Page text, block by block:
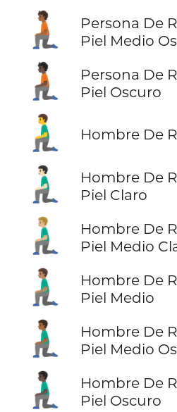
🧎🏾
Persona De
Piel Medio
🧎🏿
Persona De
Piel Oscuro
🧎‍♂️ Hombre De
🧎🏻‍♂️
Hombre De
Piel Claro
🧎🏼‍♂️
Hombre De
Piel Medio
🧎🏽‍♂️
Hombre De
Piel Medio
🧎🏾‍♂️
Hombre De
Piel Medio
🧎🏿‍♂️
Hombre De
Piel Oscuro